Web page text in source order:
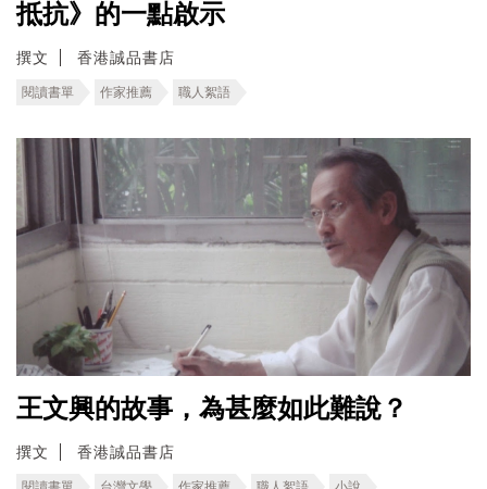
抵抗》的一點啟示
撰文 香港誠品書店
閱讀書單 作家推薦 職人絮語
王文興的故事，為甚麼如此難說？
撰文 香港誠品書店